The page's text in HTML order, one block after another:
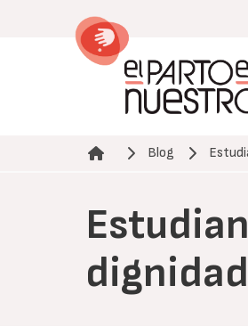
Ruta de navegación
Blog